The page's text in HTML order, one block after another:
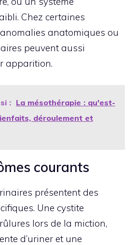
Chez certaines
anatomiques ou
peuvent aussi
apparition.
: La mésothérapie : qu'est-
déroulement et
courants
présentent des
Une cystite
lors de la miction,
d’uriner et une